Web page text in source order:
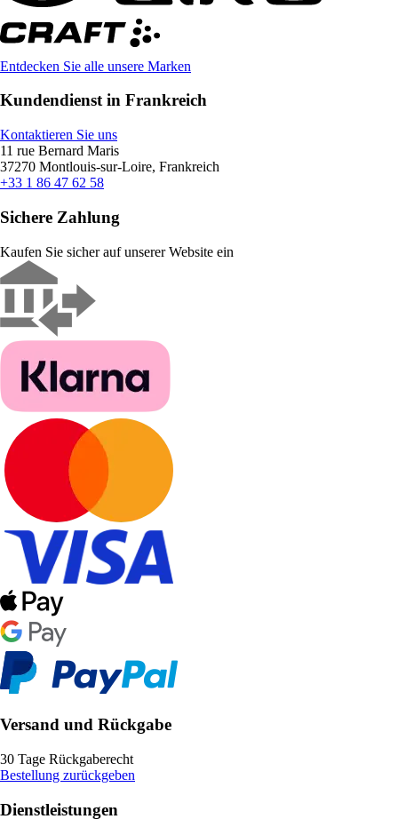
Entdecken Sie alle unsere Marken
Kundendienst in Frankreich
Kontaktieren Sie uns
11 rue Bernard Maris
37270 Montlouis-sur-Loire, Frankreich
+33 1 86 47 62 58
Sichere Zahlung
Kaufen Sie sicher auf unserer Website ein
Versand und Rückgabe
30 Tage Rückgaberecht
Bestellung zurückgeben
Dienstleistungen